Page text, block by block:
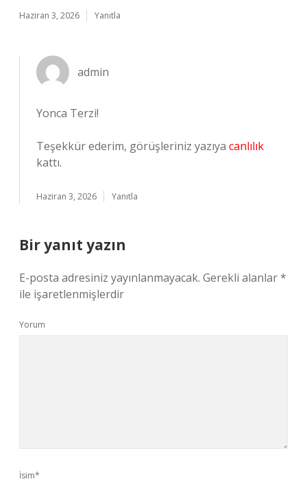
Haziran 3, 2026 Yanıtla
admin
Yonca Terzi!
Teşekkür ederim, görüşleriniz yazıya canlılık
kattı.
Haziran 3, 2026 Yanıtla
Bir yanıt yazın
E-posta adresiniz yayınlanmayacak. Gerekli alanlar*
ile işaretlenmişlerdir
Yorum
İsim*